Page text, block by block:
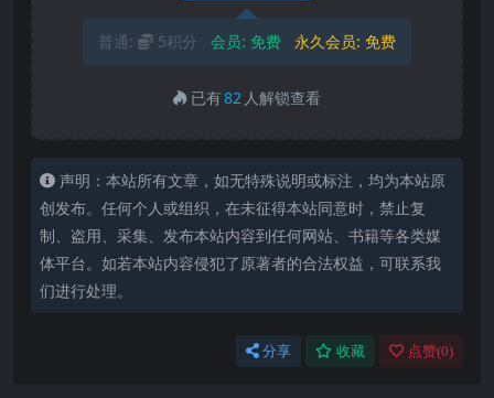
普通: 5积分 会员: 免费 永久会员: 免费
已有82 人解锁查看
声明：本站所有文章，如无特殊说明或标注，均为本站原
创发布。任何个人或组织，在未征得本站同意时，禁止复
制、盗用、采集、发布本站内容到任何网站、书籍等各类媒
体平台。如若本站内容侵犯了原著者的合法权益，可联系我
们进行处理。
分享 收藏 点赞(0)